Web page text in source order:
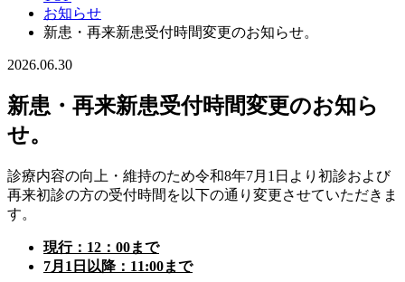
お知らせ
新患・再来新患受付時間変更のお知らせ。
2026.06.30
新患・再来新患受付時間変更のお知ら
せ。
診療内容の向上・維持のため令和8年7月1日より初診および
再来初診の方の受付時間を以下の通り変更させていただきま
す。
現行：12：00まで
7月1日以降：11:00まで